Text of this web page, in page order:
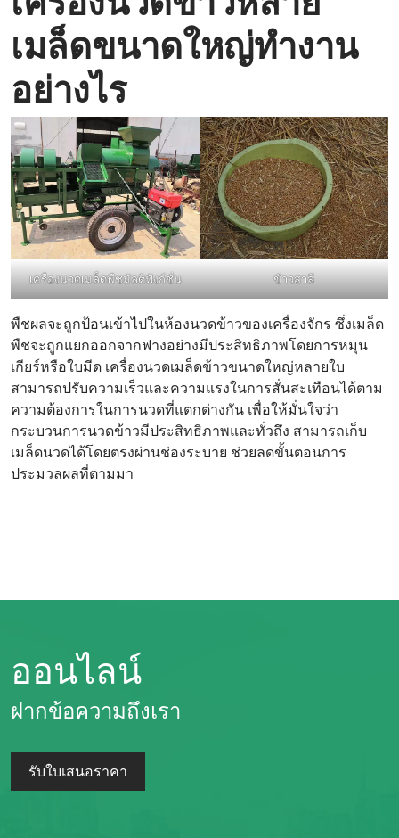
เมล็ดขนาดใหญ่ทำงาน
อย่างไร
เครื่องนวดเมล็ดพืชมัลติฟังก์ชั่น ข้าวสาลี
พืชผลจะถูกป้อนเข้าไปในห้องนวดข้าวของเครื่องจักร ซึ่งเมล็ด
พืชจะถูกแยกออกจากฟางอย่างมีประสิทธิภาพโดยการหมุน
เกียร์หรือใบมีด เครื่องนวดเมล็ดข้าวขนาดใหญ่หลายใบ
สามารถปรับความเร็วและความแรงในการสั่นสะเทือนได้ตาม
ความต้องการในการนวดที่แตกต่างกัน เพื่อให้มั่นใจว่า
กระบวนการนวดข้าวมีประสิทธิภาพและทั่วถึง สามารถเก็บ
เมล็ดนวดได้โดยตรงผ่านช่องระบาย ช่วยลดขั้นตอนการ
ประมวลผลที่ตามมา
ออนไลน์
ฝากข้อความถึงเรา
รับใบเสนอราคา